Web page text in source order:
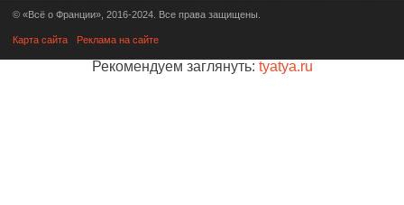
© «Всё о Франции», 2016-2024. Все права защищены.
Карта сайта Реклама на сайте
Рекомендуем заглянуть: tyatya.ru